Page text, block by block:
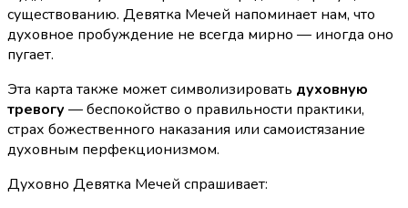
существованию. Девятка Мечей напоминает нам, что
духовное пробуждение не всегда мирно — иногда оно
пугает.
Эта карта также может символизировать духовную
тревогу— беспокойство о правильности практики,
страх божественного наказания или самоистязание
духовным перфекционизмом.
Духовно Девятка Мечей спрашивает: